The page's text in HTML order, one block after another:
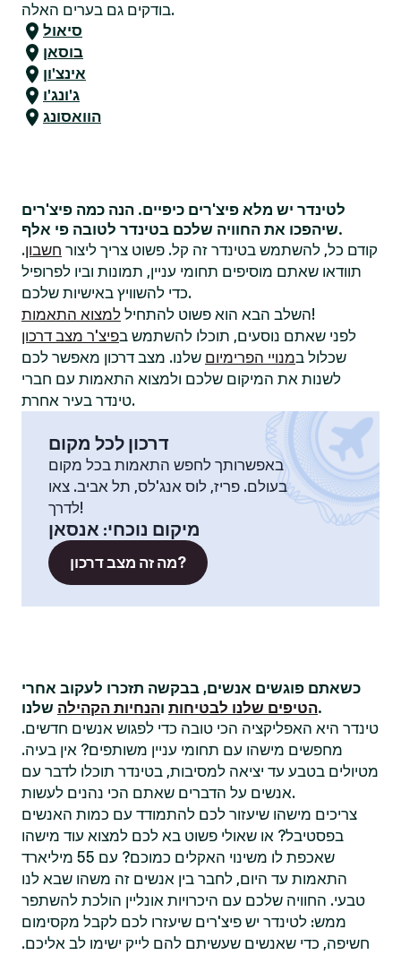
בודקים גם בערים האלה.
סיאול
בוסאן
אינצ'ון
ג'ונג'ו
הוואסונג
לטינדר יש מלא פיצ'רים כיפיים. הנה כמה פיצ'רים
שיהפכו את החוויה שלכם בטינדר לטובה פי אלף.
קודם כל, להשתמש בטינדר זה קל. פשוט צריך ליצור חשבון.
תוודאו שאתם מוסיפים תחומי עניין, תמונות וביו לפרופיל
כדי להשוויץ באישיות שלכם.
השלב הבא הוא פשוט להתחיל למצוא התאמות
!
לפני שאתם נוסעים, תוכלו להשתמש בפיצ'ר מצב דרכון
שכלול במנויי הפרימיום שלנו. מצב דרכון מאפשר לכם
לשנות את המיקום שלכם ולמצוא התאמות עם חברי
טינדר בעיר אחרת.
דרכון לכל מקום
באפשרותך לחפש התאמות בכל מקום
בעולם. פריז, לוס אנג'לס, תל אביב. צאו
לדרך!
מיקום נוכחי: אנסאן
מה זה מצב דרכון?
כשאתם פוגשים אנשים, בבקשה תזכרו לעקוב אחרי
הטיפים שלנו לבטיחות והנחיות הקהילה
שלנו.
טינדר היא האפליקציה הכי טובה כדי לפגוש אנשים חדשים.
מחפשים מישהו עם תחומי עניין משותפים? אין בעיה.
מטיולים בטבע עד יציאה למסיבות, בטינדר תוכלו לדבר עם
אנשים על הדברים שאתם הכי נהנים לעשות.
צריכים מישהו שיעזור לכם להתמודד עם כמות האנשים
בפסטיבל? או שאולי פשוט בא לכם למצוא עוד מישהו
שאכפת לו משינוי האקלים כמוכם? עם 55 מיליארד
התאמות עד היום, לחבר בין אנשים זה משהו שבא לנו
טבעי. החוויה שלכם עם היכרויות אונליין הולכת להשתפר
ממש: לטינדר יש פיצ'רים שיעזרו לכם לקבל מקסימום
חשיפה, כדי שאנשים שעשיתם להם לייק ישימו לב אליכם.